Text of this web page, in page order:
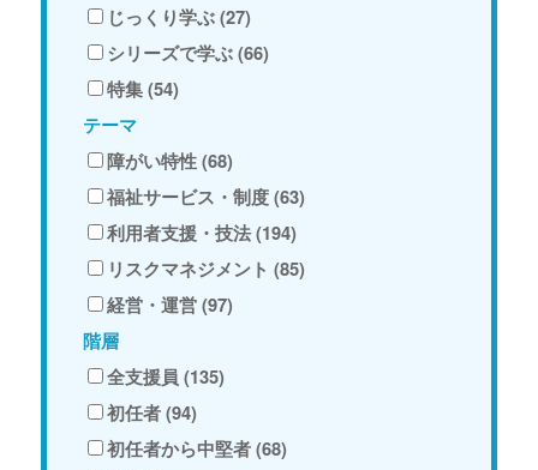
じっくり学ぶ (27)
シリーズで学ぶ (66)
特集 (54)
テーマ
障がい特性 (68)
福祉サービス・制度 (63)
利用者支援・技法 (194)
リスクマネジメント (85)
経営・運営 (97)
階層
全支援員 (135)
初任者 (94)
初任者から中堅者 (68)